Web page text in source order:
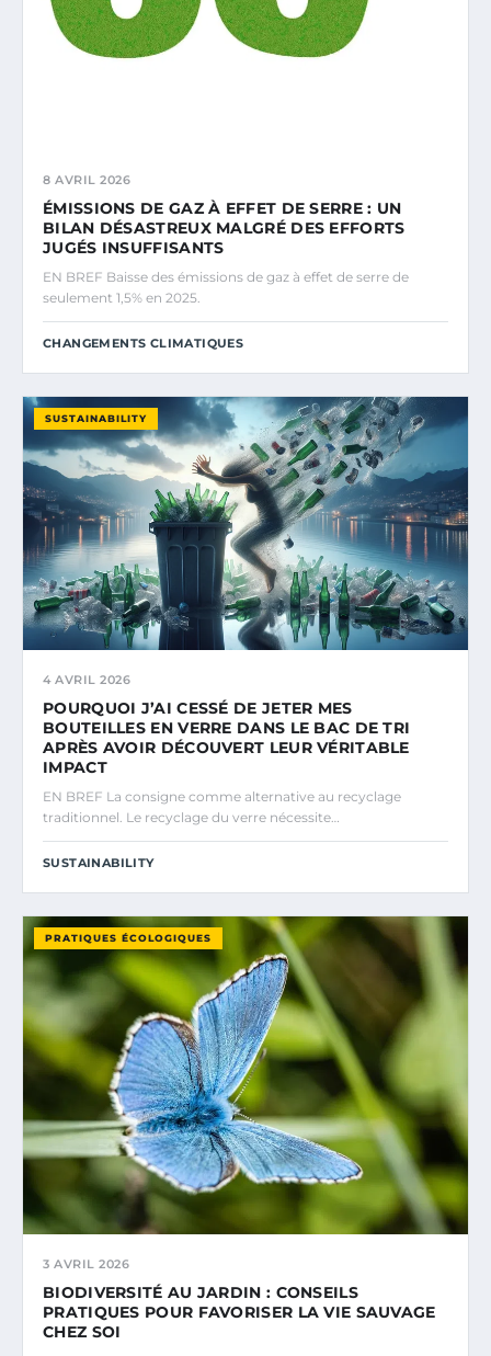
8 AVRIL 2026
ÉMISSIONS DE GAZ À EFFET DE SERRE : UN
BILAN DÉSASTREUX MALGRÉ DES EFFORTS
JUGÉS INSUFFISANTS
EN BREF Baisse des émissions de gaz à effet de serre de
seulement 1,5% en 2025.
CHANGEMENTS CLIMATIQUES
SUSTAINABILITY
4 AVRIL 2026
POURQUOI J’AI CESSÉ DE JETER MES
BOUTEILLES EN VERRE DANS LE BAC DE TRI
APRÈS AVOIR DÉCOUVERT LEUR VÉRITABLE
IMPACT
EN BREF La consigne comme alternative au recyclage
traditionnel. Le recyclage du verre nécessite…
SUSTAINABILITY
PRATIQUES ÉCOLOGIQUES
3 AVRIL 2026
BIODIVERSITÉ AU JARDIN : CONSEILS
PRATIQUES POUR FAVORISER LA VIE SAUVAGE
CHEZ SOI